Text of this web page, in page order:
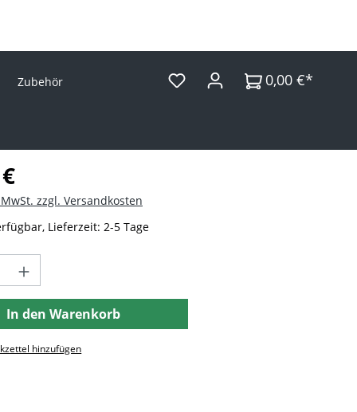
Zubehör 0,00 €*
zzgl. Versandkosten
Lieferzeit: 2-5 Tage
Anzahl: Gib den gewünschten Wert
In den Warenkorb
hinzufügen